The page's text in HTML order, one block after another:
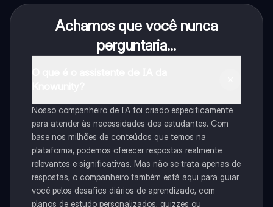
Achamos que você nunca
perguntaria...
Nosso companheiro de IA foi criado especificamente
para atender às necessidades dos estudantes. Com
base nos milhões de conteúdos que temos na
plataforma, podemos oferecer respostas realmente
relevantes e significativas. Mas não se trata apenas de
respostas, o companheiro também está aqui para guiar
você pelos desafios diários de aprendizado, com
planos de estudo personalizados, quizzes ou